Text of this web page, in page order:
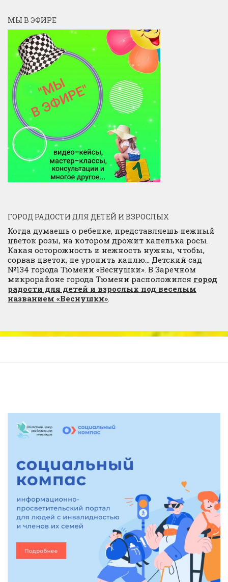
МЫ В ЭФИРЕ
ГОРОД РАДОСТИ ДЛЯ ДЕТЕЙ И ВЗРОСЛЫХ
Когда думаешь о ребенке, представляешь нежный
цветок розы, на котором дрожит капелька росы.
Какая осторожность и нежность нужны, чтобы,
сорвав цветок, не уронить каплю… Детский сад
№134 города Тюмени «Веснушки». В Заречном
микрорайоне города Тюмени расположился город
радости для детей и взрослых под веселым
названием «Веснушки».